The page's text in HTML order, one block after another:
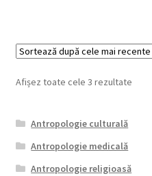
Afișez toate cele 3 rezultate
Antropologie culturală
Antropologie medicală
Antropologie religioasă